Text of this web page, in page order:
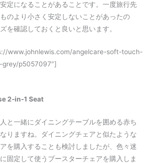
定になることがあることです。一度旅行先
のより小さく安定しないことがあったの
を確認しておくと良いと思います。
www.johnlewis.com/angelcare-soft-touch-
p5057097″]
2-in-1 Seat
と一緒にダイニングテーブルを囲める赤ち
りますね。ダイニングチェアと似たような
を購入することも検討しましたが、色々迷
固定して使うブースターチェアを購入しま